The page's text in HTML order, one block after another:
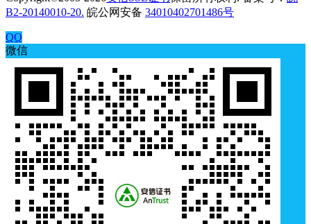
B2-20140010-20. 皖公网安备 34010402701486号
QQ
微信